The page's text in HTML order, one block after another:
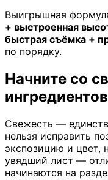
Выигрышная
+ выстроенная
быстрая съёмка +
по порядку.
Начните со
ингредиентов
Свежесть —
нельзя исправить
экспозицию и цвет,
увядший лист —
начинаются на